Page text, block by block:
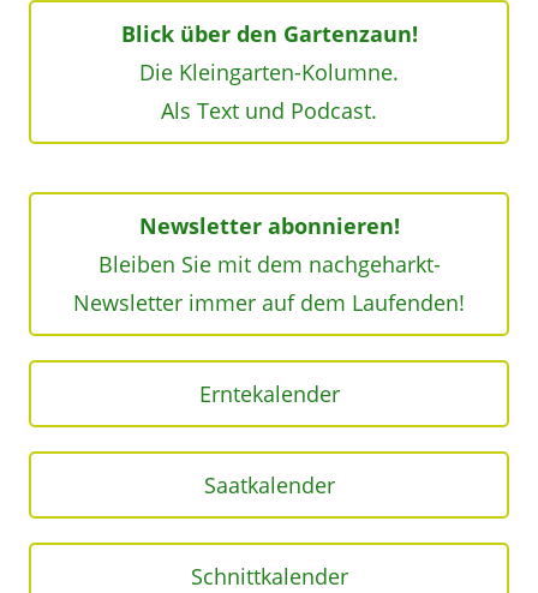
Blick über den Gartenzaun!
Die Kleingarten-Kolumne.
Als Text und Podcast.
Newsletter abonnieren!
Bleiben Sie mit dem nachgeharkt-
Newsletter immer auf dem Laufenden!
Erntekalender
Saatkalender
Schnittkalender